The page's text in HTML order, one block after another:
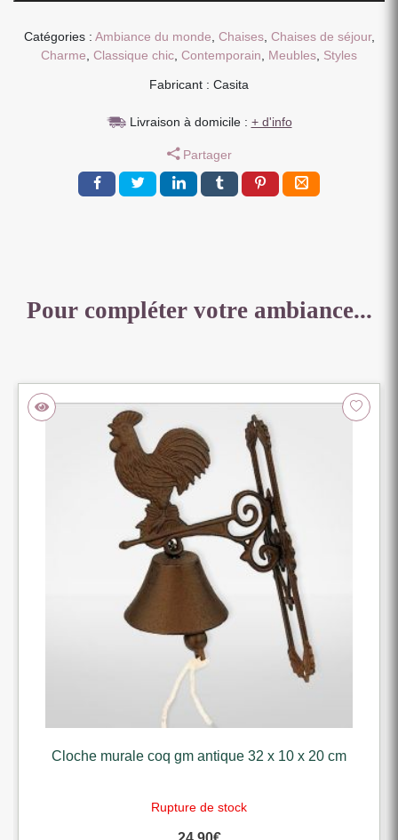
METAL
TISSU
MOUTARDE
86
X
Catégories : Ambiance du monde Chaises, Chaises de séjour,
Charme Classique chic Contemporain Meubles Styles
Fabricant : Casita
Livraison à domicile : + d'info
Partager
Pour compléter votre ambiance...
Cloche murale coq gm antique 32 x 10 x 20 cm
Rupture de stock